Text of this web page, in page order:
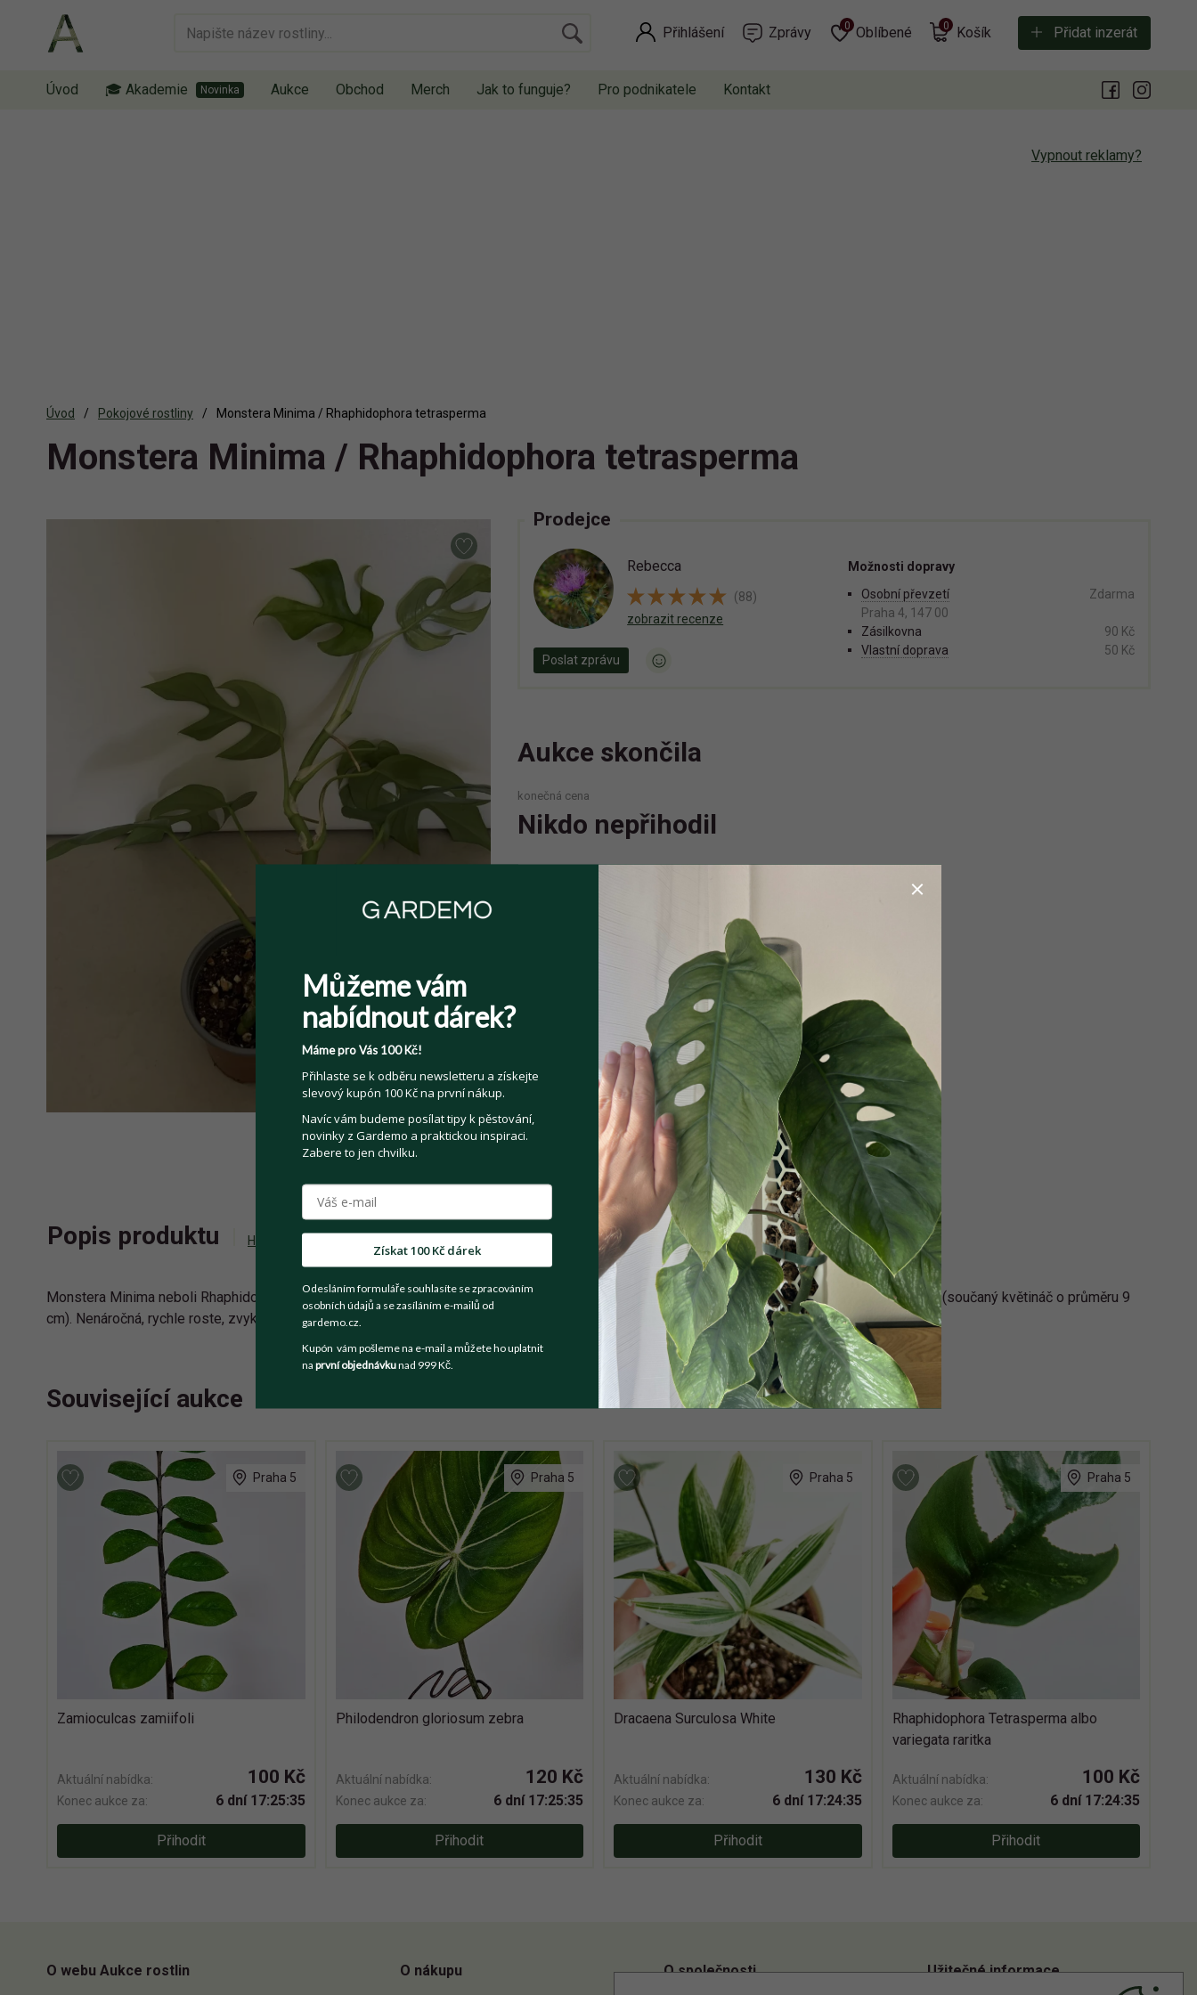
Přihlášení Zprávy Oblíbené
0 Košík
0 Přidat inzerát
Úvod 🎓 Akademie Aukce Obchod Merch Jak to funguje? Pro podnikatele Kontakt
Vypnout reklamy?
Úvod Pokojové rostliny Monstera Minima / Rhaphidophora tetrasperma
Monstera Minima / Rhaphidophora tetrasperma
Prodejce
Rebecca
(88)
zobrazit recenze
Poslat zprávu
Možnosti dopravy
Osobní převzetí
Praha 4, 147 00
Zdarma
Zásilkovna
90 Kč
Vlastní doprava
50 Kč
Aukce skončila
konečná cena
Nikdo nepřihodil
Prodejce má více jak 10 pozitivních
Sdílejte na:
Twitter Email
Pokojové rostliny
Popis produktu Historie příhozů
Monstera Minima neboli Rhaphidophora tetrasperma vypěstována z řízku mé mateřské rostliny. Dnes je rostlina již krásně vzrostlá a zakořeněná (součaný květináč o průměru 9
cm). Nenáročná, rychle roste, zvyklá na běžné pokojové podmínky.
Související aukce
Praha 5
Zamioculcas zamiifoli
Aktuální nabídka: 100 Kč
Konec aukce za: 6 dní 17:25:34
Přihodit
Praha 5
Philodendron gloriosum zebra
Aktuální nabídka: 120 Kč
Konec aukce za: 6 dní 17:25:34
Přihodit
Praha 5
Dracaena Surculosa White
Aktuální nabídka: 130 Kč
Konec aukce za: 6 dní 17:24:34
Přihodit
Praha 5
Rhaphidophora Tetrasperma albo
variegata raritka
Aktuální nabídka: 100 Kč
Konec aukce za: 6 dní 17:24:34
Přihodit
O webu Aukce rostlin O nákupu O společnosti Užitečné informace
Můžeme vám
nabídnout dárek?
Máme pro Vás 100 Kč!
Přihlaste se k odběru newsletteru a získejte
slevový kupón 100 Kč na první nákup.
Navíc vám budeme posílat tipy k pěstování,
novinky z Gardemo a praktickou inspiraci.
Zabere to jen chvilku.
Získat 100 Kč dárek
Odesláním formuláře souhlasíte se zpracováním
osobních údajů a se zasíláním e-mailů od
gardemo.cz.
Kupón vám pošleme na e-mail a můžete ho uplatnit
na první objednávkunad 999 Kč.